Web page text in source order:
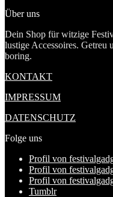
Über uns
Dein Shop für witzige
lustige Accessoires. Getreu
boring.
KONTAKT
IMPRESSUM
DATENSCHUTZ
Folge uns
Profil von
Profil von
Profil von
Tumblr